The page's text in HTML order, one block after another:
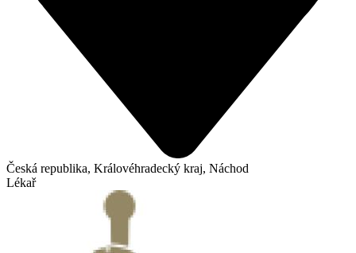
Česká republika, Královéhradecký kraj, Náchod
Lékař